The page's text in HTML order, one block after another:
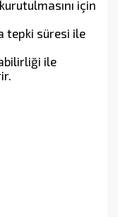
için
tepki süresi ile
ile